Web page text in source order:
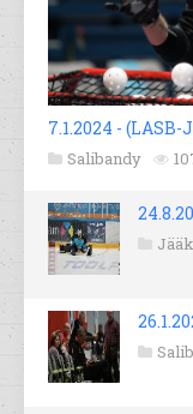
7.1.2024 -
Salibandy